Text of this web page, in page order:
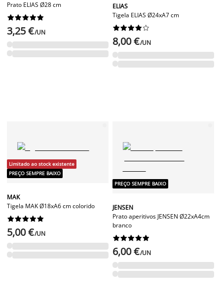
Prato ELIAS Ø28 cm






3,25 €/UN
ELIAS
Tigela ELIAS Ø24xA7 cm






8,00 €/UN
Limitado ao stock existente
PREÇO SEMPRE BAIXO
MAK
Tigela MAK Ø18xA6 cm colorido






5,00 €/UN
PREÇO SEMPRE BAIXO
JENSEN
Prato aperitivos JENSEN Ø22xA4cm
branco






6,00 €/UN